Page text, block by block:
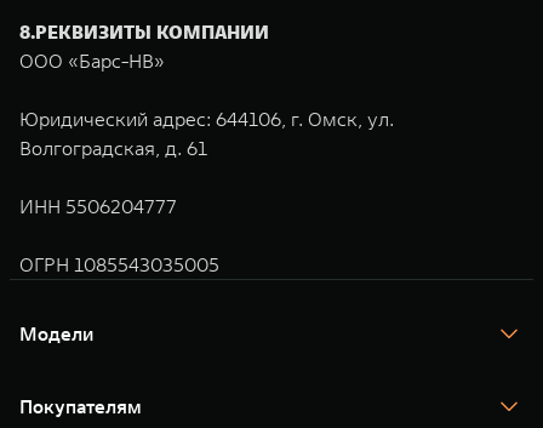
8.РЕКВИЗИТЫ КОМПАНИИ
ООО «Барс-НВ»
Юридический адрес: 644106, г. Омск, ул.
Волгоградская, д. 61
ИНН 5506204777
ОГРН 1085543035005
Модели
TANK 400
TANK 500
Покупателям